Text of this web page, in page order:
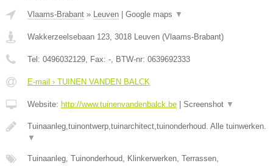
Vlaams-Brabant » Leuven Google maps ▼
Wakkerzeelsebaan 123, 3018 Leuven (Vlaams-Brabant)
Tel: 0496032129, Fax: -, BTW-nr: 0639692333
E-mail › TUINEN VANDEN BALCK
Website: http://www.tuinenvandenbalck.be Screenshot ▼
Tuinaanleg,tuinontwerp,tuinarchitect,tuinonderhoud. Alle tuinwerken.
▼
Tuinaanleg, Tuinonderhoud, Klinkerwerken, Terrassen,